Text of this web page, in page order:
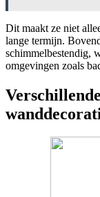
Dit maakt ze niet
lange termijn.
schimmelbestendig,
omgevingen zoals